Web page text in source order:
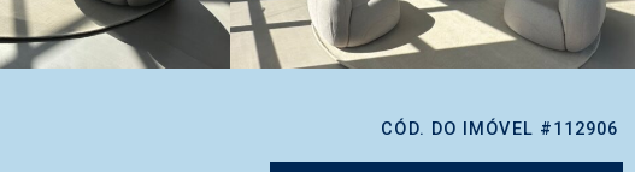
CÓD. DO IMÓVEL #112906